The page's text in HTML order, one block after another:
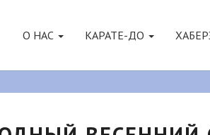
О НАС КАРАТЕ-ДО
ЫЙ